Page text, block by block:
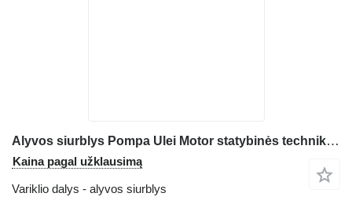
Alyvos siurblys Pompa Ulei Motor statybinės technikos Deutz BF8M1015CP
Kaina pagal užklausimą
Variklio dalys - alyvos siurblys